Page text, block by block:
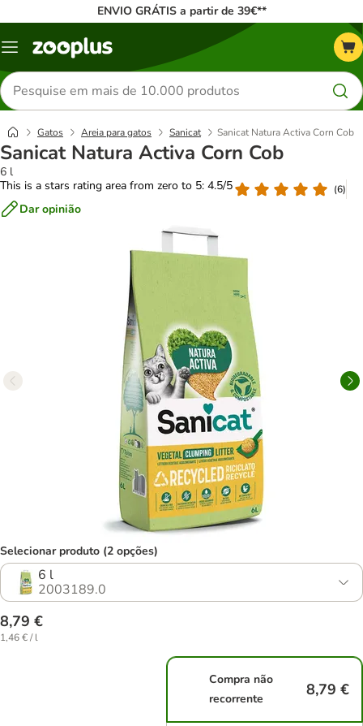
ENVIO GRÁTIS a partir de 39€**
Menu
Pesquisar
produtos
Gatos Areia para gatos Sanicat Sanicat Natura Activa Corn Cob
Sanicat Natura Activa Corn Cob
6 l
This is a stars rating area from zero to 5: 4.5/5
(6)
Dar opinião
Selecionar produto (2 opções)
6 l
2003189.0
8,79 €
1,46 € / l
Compra não
recorrente
8,79 €